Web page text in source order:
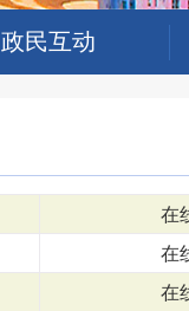
政民互动
在
在
在